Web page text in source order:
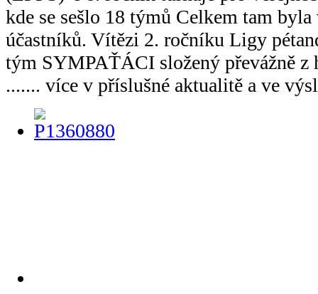
kde se sešlo 18 týmů Celkem tam byla
účastníků. Vítězi 2. ročníku Ligy
tým SYMPAŤÁCI složený převážně z
....... více v příslušné aktualitě a ve